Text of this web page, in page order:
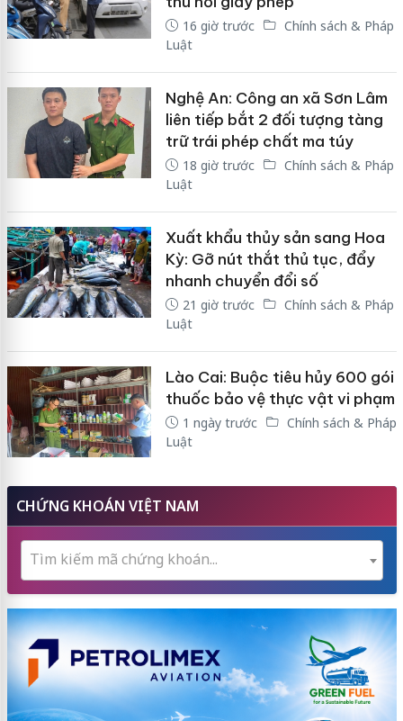
16 giờ trước
Chính sách & Pháp
Luật
Nghệ An: Công an xã Sơn Lâm
liên tiếp bắt 2 đối tượng tàng
trữ trái phép chất ma túy
18 giờ trước
Chính sách & Pháp
Luật
Xuất khẩu thủy sản sang Hoa
Kỳ: Gỡ nút thắt thủ tục, đẩy
nhanh chuyển đổi số
21 giờ trước
Chính sách & Pháp
Luật
Lào Cai: Buộc tiêu hủy 600 gói
thuốc bảo vệ thực vật vi phạm
1 ngày trước
Chính sách & Pháp
Luật
CHỨNG KHOÁN VIỆT NAM
Tìm kiếm mã chứng khoán...